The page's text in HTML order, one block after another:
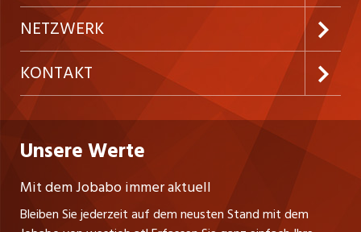
Festanstellungen
Temporäre Jobs
Praktika
Inserieren
Firmen
Personalvermittler
Preise und Leistungen
AGB
Datenschutzerklärung
Impressum
NETZWERK
ostjob.ch
jobzüri.ch
jobmittelland.ch
jobbern.ch
KONTAKT
Gutenbergstrasse 1
A-6858 Schwarzach
Stefan Spötl
Tel. +43 664 39 47 47 7
Unsere Werte
Mit dem Jobabo immer aktuell
Bleiben Sie jederzeit auf dem neusten Stand mit dem